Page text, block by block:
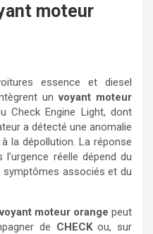
moteur
essence et diesel
unvoyant moteur
Check Engine Light, dont
a détecté une anomalie
la dépollution. La réponse
réelle dépend du
associés et du
moteur orange peut
de CHECKou, sur